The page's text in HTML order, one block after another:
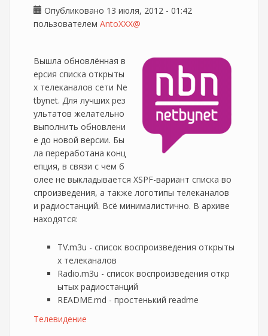
Опубликовано 13 июля, 2012 - 01:42
пользователем AntoXXX@
Вышла обновлённая в
ерсия списка открыты
х телеканалов сети Ne
tbynet. Для лучших рез
ультатов желательно
выполнить обновлени
е до новой версии. Бы
ла переработана конц
епция, в связи с чем б
олее не выкладывается XSPF-вариант списка во
спроизведения, а также логотипы телеканалов
и радиостанций. Всё минималистично. В архиве
находятся:
TV.m3u - список воспроизведения открыты
х телеканалов
Radio.m3u - список воспроизведения откр
ытых радиостанций
README.md - простенький readme
Телевидение